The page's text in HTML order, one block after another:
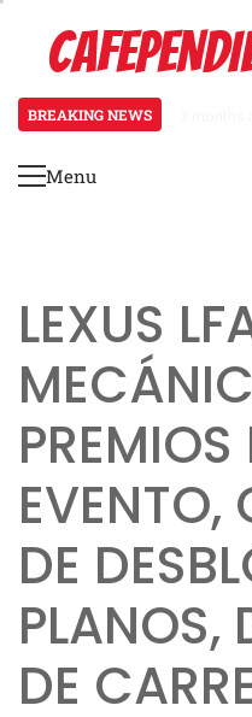
content
BREAKING NEWS
Primary
Menu
LEXUS
PREMIOS
EVENTO,
DE
PLANOS,
DE